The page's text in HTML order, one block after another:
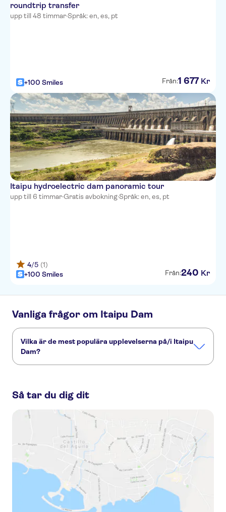
roundtrip transfer
upp till 48 timmar·Språk: en, es, pt
+100 Smiles Från:1 677 Kr
Itaipu hydroelectric dam panoramic tour
upp till 6 timmar·Gratis avbokning·Språk: en, es, pt
4/5 (1)
+100 Smiles
Från:240 Kr
Vanliga frågor om Itaipu Dam
Vilka är de mest populära upplevelserna på/i Itaipu
Dam?
Itaipu dam lights evening guided tour
Itaipu hydroelectric dam panoramic tour
Så tar du dig dit